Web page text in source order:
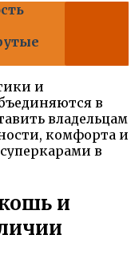
и
в
владельцам
комфорта и
в
и